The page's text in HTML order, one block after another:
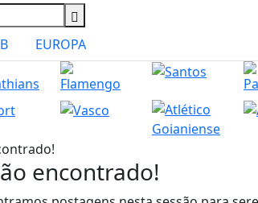
EUROPA
encontrado!